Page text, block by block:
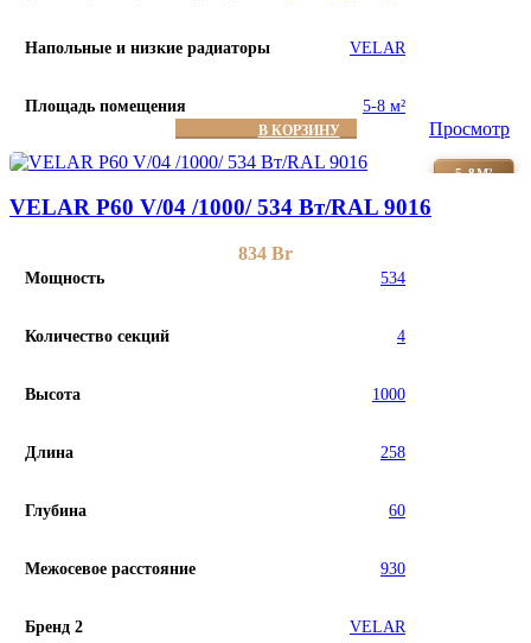
Напольные и низкие радиаторы VELAR
Площадь помещения 5-8 м²
В КОРЗИНУ Просмотр
5-8М²
VELAR P60 V/04 /1000/ 534 Bт/RAL 9016
834 Br
Мощность 534
Количество секций 4
Высота 1000
Длина 258
Глубина 60
Межосевое расстояние 930
Бренд 2 VELAR